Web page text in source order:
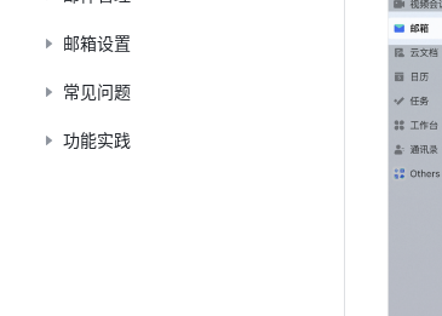
邮箱设置
常见问题
功能实践